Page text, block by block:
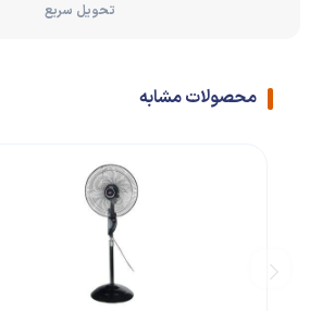
تحویل سریع
محصولات مشابه